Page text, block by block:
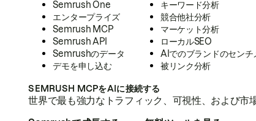
Semrush One
エンタープライズ
Semrush MCP
Semrush API
Semrushのデータ
デモを申し込む
キーワード分析
競合他社分析
マーケット分析
ローカルSEO
AIでのブランドのセンチ
被リンク分析
SEMRUSH MCPをAIに接続する
世界で最も強力なトラフィック、可視性、および